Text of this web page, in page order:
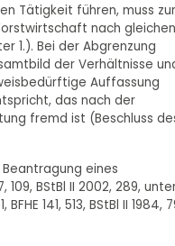
Tätigkeit führen, muss zur
nach gleichen
1.). Bei der Abgrenzung
der Verhältnisse
Auffassung
das nach der
fremd ist (Beschluss
eines
109, BStBl II 2002, 289,
141, 513, BStBl II 1984,